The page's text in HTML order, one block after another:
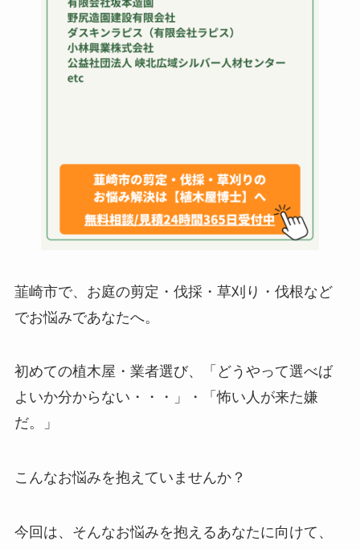
韮崎市で、お庭の剪定・伐採・草刈り・伐根など
でお悩みであなたへ。
初めての植木屋・業者選び、「どうやって選べば
よいか分からない・・・」・「怖い人が来た嫌
だ。」
こんなお悩みを抱えていませんか？
今回は、そんなお悩みを抱えるあなたに向けて、